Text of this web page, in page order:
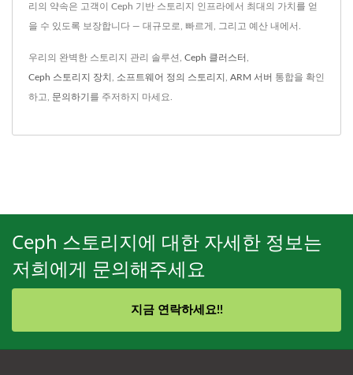
리의 약속은 고객이 Ceph 기반 스토리지 인프라에서 최대의 가치를 얻
을 수 있도록 보장합니다 — 대규모로, 빠르게, 그리고 예산 내에서.
우리의 완벽한 스토리지 관리 솔루션, Ceph 클러스터
Ceph 스토리지 장치 소프트웨어 정의 스토리지 ARM 서버 통합을 확인
하고, 문의하기 를 주저하지 마세요.
Ceph 스토리지에 대한 자세한 정보는
저희에게 문의해주세요
지금 연락하세요!!